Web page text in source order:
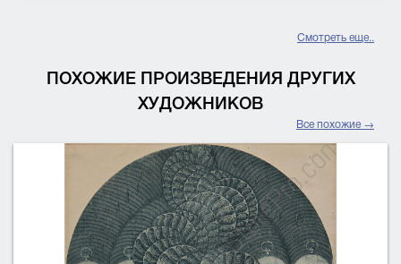
Смотреть еще..
ПОХОЖИЕ ПРОИЗВЕДЕНИЯ ДРУГИХ
ХУДОЖНИКОВ
Все похожие →